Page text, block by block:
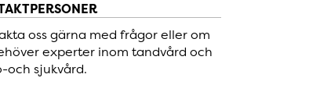
oss gärna med frågor eller om
experter inom tandvård och
och sjukvård.